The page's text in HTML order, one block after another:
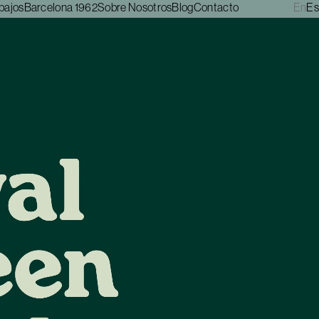
Barcelona 1962Sobre NosotrosBlogContacto Es
En